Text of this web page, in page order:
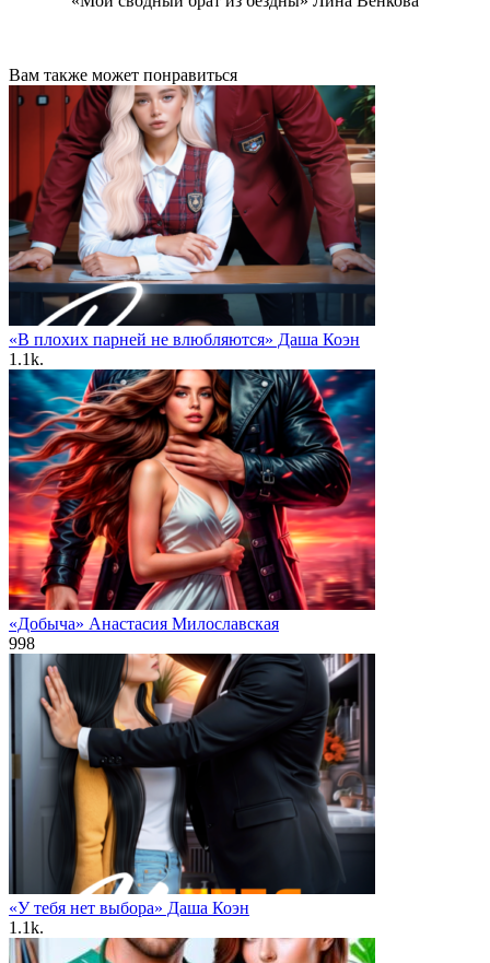
Вам также может понравиться
«В плохих парней не влюбляются» Даша Коэн
1.1k.
«Добыча» Анастасия Милославская
998
«У тебя нет выбора» Даша Коэн
1.1k.